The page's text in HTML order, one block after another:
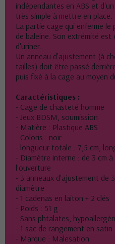
indépendantes en ABS et
très simple à mettre en place.
La partie cage qui enferme le
de baleine. Son extrémité
d'uriner.
Un anneau d'ajustement (à
tailles) doit être passé
puis fixé à la cage au moyen
Caractéristiques :
- Cage de chasteté homme
- Jeux BDSM, soumission
- Matière : Plastique ABS
- Coloris : noir
- longueur totale : 7,5 cm,
- Diamètre interne : de 3 cm
l'ouverture
- 3 anneaux d'ajustement de
diamètre
- 1 cadenas en laiton + 2 clés
- Poids : 51 g
- Sans phtalates,
- 1 sac de rangement en
- Marque : Malesation